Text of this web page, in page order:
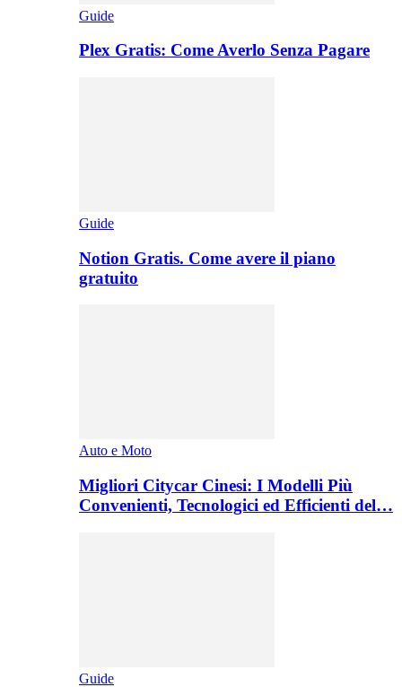
Guide
Plex Gratis: Come Averlo Senza Pagare
Guide
Notion Gratis. Come avere il piano
gratuito
Auto e Moto
Migliori Citycar Cinesi: I Modelli Più
Convenienti, Tecnologici ed Efficienti del…
Guide